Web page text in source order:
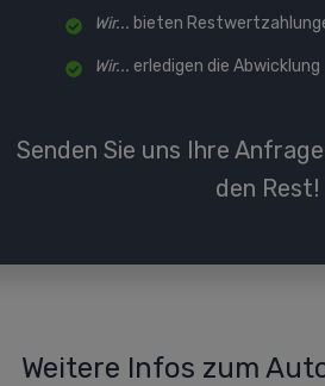
Wir... bieten
Wir... erledigen die Abwicklung
Senden Sie uns Ihre
den Rest!
Weitere Infos zum